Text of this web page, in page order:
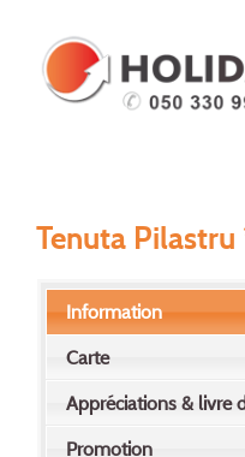
Tenuta
Information
Carte
Appréciations & livre
Promotion